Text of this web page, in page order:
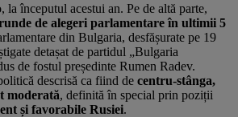
la începutul acestui an. Pe de altă parte,
de alegeri parlamentare în ultimii 5
din Bulgaria, desfășurate pe 19
detașat de partidul „Bulgaria
de fostul președinte Rumen Radev.
descrisă ca fiind de centru-stânga,
moderată, definită în special prin poziții
și favorabile Rusiei.